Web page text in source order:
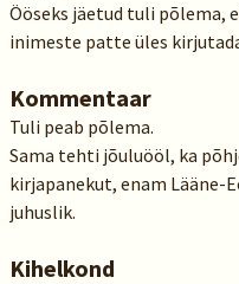
Ööseks jäetud tuli põlema,
inimeste patte üles
Kommentaar
Tuli peab põlema.
Sama tehti jõuluööl, ka
kirjapanekut, enam Lääne-
juhuslik.
Kihelkond